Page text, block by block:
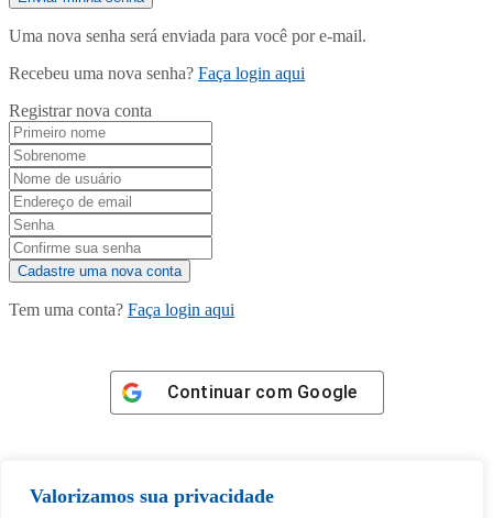
Valorizamos sua privacidade
Uma nova senha será enviada para você por e-mail.
Recebeu uma nova senha? Faça login aqui
Registrar nova conta
Tem uma conta? Faça login aqui
Continuar com Google